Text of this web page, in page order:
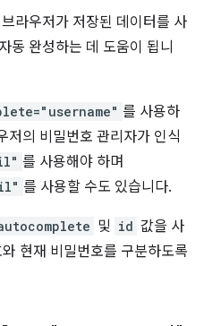
라우저가 저장된 데이터를 사
동 완성하는 데 도움이 됩니
를 사용하
저의 비밀번호 관리자가 인식
를 사용해야 하며
를 사용할 수도 있습니다.
및 id 값을 사
현재 비밀번호를 구분하도록